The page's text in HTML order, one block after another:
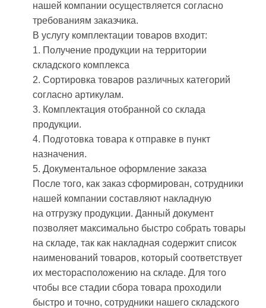
нашей компании осуществляется согласно
требованиям заказчика.
В услугу комплектации товаров входит:
1. Получение продукции на территории
складского комплекса
2. Сортировка товаров различных категорий
согласно артикулам.
3. Комплектация отобранной со склада
продукции.
4. Подготовка товара к отправке в пункт
назначения.
5. Документальное оформление заказа
После того, как заказ сформирован, сотрудники
нашей компании составляют накладную
на отгрузку продукции. Данный документ
позволяет максимально быстро собрать товары
на складе, так как накладная содержит список
наименований товаров, который соответствует
их месторасположению на складе. Для того
чтобы все стадии сбора товара проходили
быстро и точно, сотрудники нашего складского